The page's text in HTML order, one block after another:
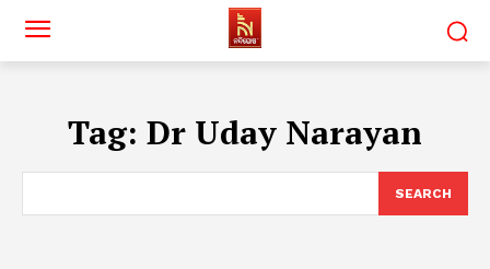
Tag: Dr Uday Narayan
SEARCH